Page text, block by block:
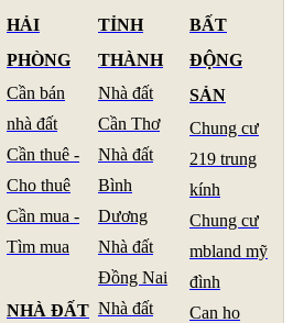
HẢI
PHÒNG
Cần bán
nhà đất
Cần thuê -
Cho thuê
Cần mua -
Tìm mua
NHÀ ĐẤT
TỈNH
THÀNH
Nhà đất
Cần Thơ
Nhà đất
Bình
Dương
Nhà đất
Đồng Nai
Nhà đất
BẤT
ĐỘNG
SẢN
Chung cư
219 trung
kính
Chung cư
mbland mỹ
đình
Can ho